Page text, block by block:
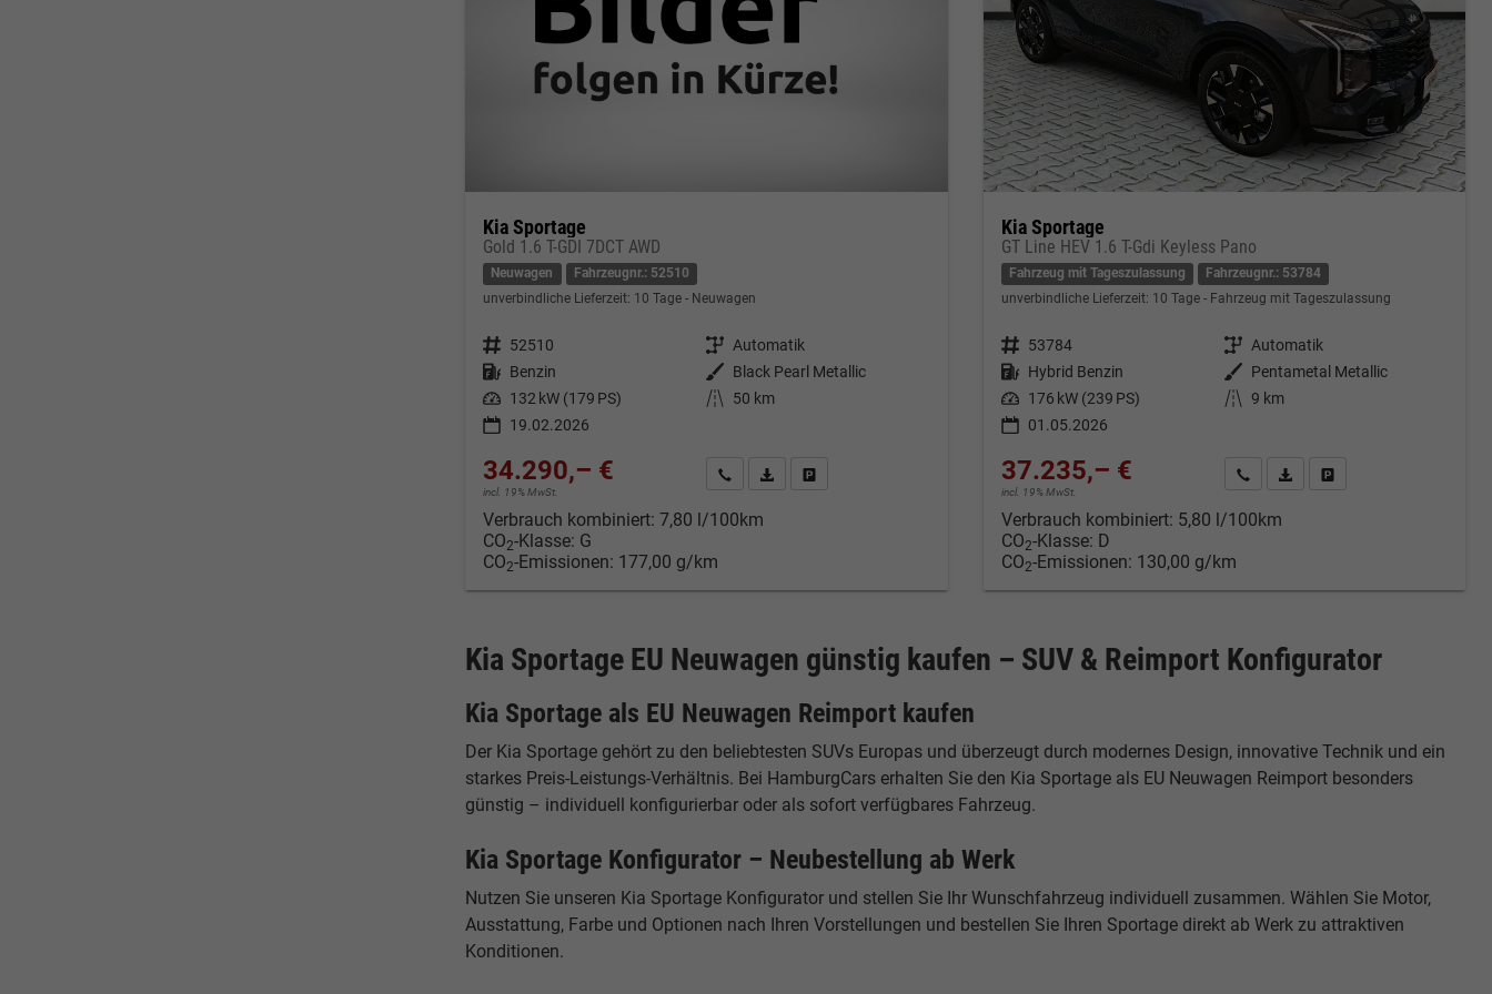
Kia Sportage
Gold 1.6 T-GDI 7DCT AWD
Neuwagen
Fahrzeugnr.: 52510
unverbindliche Lieferzeit: 10 Tage Neuwagen
Fahrzeugnr. 52510 Getriebe Automatik
Kraftstoff Benzin Außenfarbe
Black Pearl Metallic
Leistung 132 kW (179 PS) Kilometerstand
50 km
19.02.2026
34.290,– €
incl. 19% MwSt.
Kontakt & Angebot anfordern
PDF-Datei, Fahrzeugexposé drucken
Fahrzeug merken/Expose drucken
Verbrauch kombiniert:7,80 l/100km
CO2-Klasse: G
CO2-Emissionen: 177,00 g/km
Kia Sportage
GT Line HEV 1.6 T-Gdi Keyless Pano
Fahrzeug mit Tageszulassung
Fahrzeugnr.: 53784
unverbindliche Lieferzeit: 10 Tage Fahrzeug mit Tageszulassung
Fahrzeugnr. 53784 Getriebe Automatik
Kraftstoff Hybrid Benzin Außenfarbe
Pentametal Metallic
Leistung 176 kW (239 PS) Kilometerstand 9 km
01.05.2026
37.235,– €
incl. 19% MwSt.
Kontakt & Angebot anfordern
PDF-Datei, Fahrzeugexposé
Fahrzeug merken/Expose
Verbrauch kombiniert: 5,80 l/100km
CO2-Klasse: D
CO2-Emissionen: 130,00 g/km
Kia Sportage EU Neuwagen günstig kaufen – SUV & Reimport Konfigurator
Kia Sportage als EU Neuwagen Reimport kaufen
Der Kia Sportage gehört zu den beliebtesten SUVs Europas und überzeugt durch modernes Design, innovative Technik und ein
starkes Preis-Leistungs-Verhältnis. Bei HamburgCars erhalten Sie den Kia Sportage als EU Neuwagen Reimport besonders
günstig – individuell konfigurierbar oder als sofort verfügbares Fahrzeug.
Kia Sportage Konfigurator – Neubestellung ab Werk
Nutzen Sie unseren Kia Sportage Konfigurator und stellen Sie Ihr Wunschfahrzeug individuell zusammen. Wählen Sie Motor,
Ausstattung, Farbe und Optionen nach Ihren Vorstellungen und bestellen Sie Ihren Sportage direkt ab Werk zu attraktiven
Konditionen.